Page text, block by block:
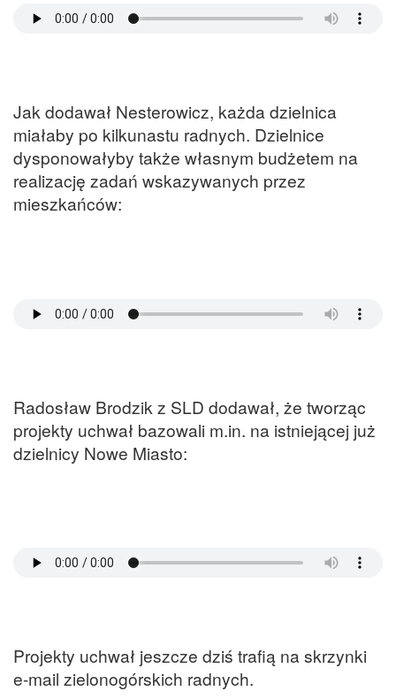
Jak dodawał Nesterowicz, każda dzielnica
miałaby po kilkunastu radnych. Dzielnice
dysponowałyby także własnym budżetem na
realizację zadań wskazywanych przez
mieszkańców:
Radosław Brodzik z SLD dodawał, że tworząc
projekty uchwał bazowali m.in. na istniejącej już
dzielnicy Nowe Miasto:
Projekty uchwał jeszcze dziś trafią na skrzynki
e-mail zielonogórskich radnych.